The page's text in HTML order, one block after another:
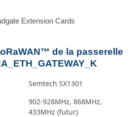
de la passerelle
Semtech SX1301
902-928MHz, 868MHz,
433MHz (futur)